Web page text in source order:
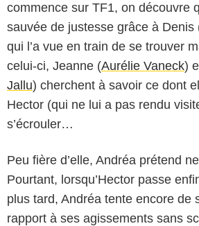
commence sur TF1, on découvre
sauvée de justesse grâce à Denis
qui l’a vue en train de se trouver
celui-ci, Jeanne (Aurélie Vaneck)
Jallu) cherchent à savoir ce dont
Hector (qui ne lui a pas rendu
s’écrouler…
Peu fière d’elle, Andréa prétend
Pourtant, lorsqu’Hector passe
plus tard, Andréa tente encore de
rapport à ses agissements sans